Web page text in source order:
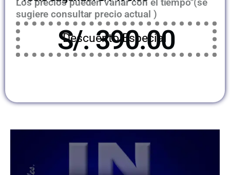
Los precios pueden variar con el tiempo"(se
sugiere consultar precio actual )
Descuento Especial
S/. 390.00